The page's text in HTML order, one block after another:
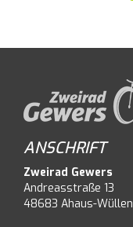
ANSCHRIFT
Zweirad Gewers
Andreasstraße 13
48683 Ahaus-Wüllen